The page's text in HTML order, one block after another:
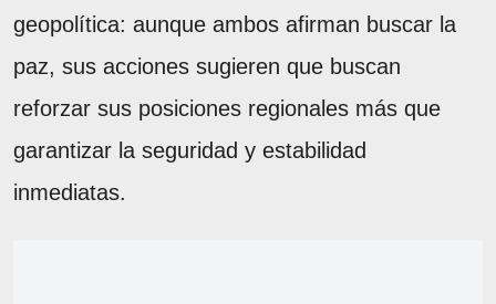
geopolítica: aunque ambos afirman buscar la
paz, sus acciones sugieren que buscan
reforzar sus posiciones regionales más que
garantizar la seguridad y estabilidad
inmediatas.